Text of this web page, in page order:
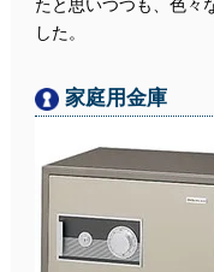
たと思いつつも、色々
した。
家庭用金庫